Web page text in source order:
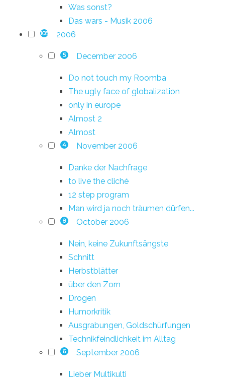
Was sonst?
Das wars - Musik 2006
108 2006
5 December 2006
Do not touch my Roomba
The ugly face of globalization
only in europe
Almost 2
Almost
4 November 2006
Danke der Nachfrage
to live the cliché
12 step program
Man wird ja noch träumen dürfen...
8 October 2006
Nein, keine Zukunftsängste
Schnitt
Herbstblätter
über den Zorn
Drogen
Humorkritik
Ausgrabungen, Goldschürfungen
Technikfeindlichkeit im Alltag
6 September 2006
Lieber Multikulti